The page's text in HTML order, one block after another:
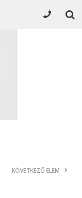
KÖVETKEZŐ ELEM